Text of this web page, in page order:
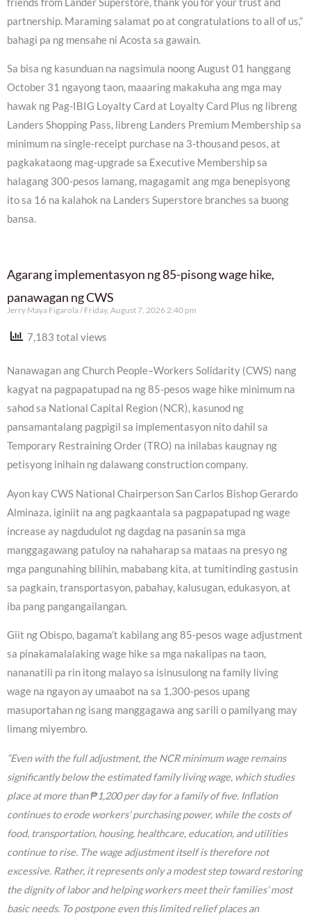
partnership. Maraming salamat po at congratulations to all of us,”
bahagi pa ng mensahe ni Acosta sa gawain.
Sa bisa ng kasunduan na nagsimula noong August 01 hanggang
October 31 ngayong taon, maaaring makakuha ang mga may
hawak ng Pag-IBIG Loyalty Card at Loyalty Card Plus ng libreng
Landers Shopping Pass, libreng Landers Premium Membership sa
minimum na single-receipt purchase na 3-thousand pesos, at
pagkakataong mag-upgrade sa Executive Membership sa
halagang 300-pesos lamang, magagamit ang mga benepisyong
ito sa 16 na kalahok na Landers Superstore branches sa buong
bansa.
Agarang implementasyon ng 85-pisong wage hike,
panawagan ng CWS
Jerry Maya Figarola Friday, August 7, 2026 2:40 pm
7,183 total views
Nanawagan ang Church People–Workers Solidarity (CWS) nang
kagyat na pagpapatupad na ng 85-pesos wage hike minimum na
sahod sa National Capital Region (NCR), kasunod ng
pansamantalang pagpigil sa implementasyon nito dahil sa
Temporary Restraining Order (TRO) na inilabas kaugnay ng
petisyong inihain ng dalawang construction company.
Ayon kay CWS National Chairperson San Carlos Bishop Gerardo
Alminaza, iginiit na ang pagkaantala sa pagpapatupad ng wage
increase ay nagdudulot ng dagdag na pasanin sa mga
manggagawang patuloy na nahaharap sa mataas na presyo ng
mga pangunahing bilihin, mababang kita, at tumitinding gastusin
sa pagkain, transportasyon, pabahay, kalusugan, edukasyon, at
iba pang pangangailangan.
Giit ng Obispo, bagama’t kabilang ang 85-pesos wage adjustment
sa pinakamalalaking wage hike sa mga nakalipas na taon,
nananatili pa rin itong malayo sa isinusulong na family living
wage na ngayon ay umaabot na sa 1,300-pesos upang
masuportahan ng isang manggagawa ang sarili o pamilyang may
limang miyembro.
“Even with the full adjustment, the NCR minimum wage remains
significantly below the estimated family living wage, which studies
place at more than ₱1,200 per day for a family of five. Inflation
continues to erode workers’ purchasing power, while the costs of
food, transportation, housing, healthcare, education, and utilities
continue to rise. The wage adjustment itself is therefore not
excessive. Rather, it represents only a modest step toward restoring
the dignity of labor and helping workers meet their families’ most
basic needs. To postpone even this limited relief places an